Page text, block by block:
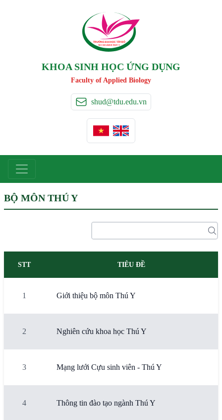
TRƯỜNG ĐẠI HỌC TÂY ĐÔ
TAY DO UNIVERSIT Y
KHOA SINH HỌC ỨNG DỤNG
Faculty of Applied Biology
shud@tdu.edu.vn
BỘ MÔN THÚ Y
STT TIÊU ĐỀ
1 Giới thiệu bộ môn Thú Y
2 Nghiên cứu khoa học Thú Y
3 Mạng lưới Cựu sinh viên - Thú Y
4 Thông tin đào tạo ngành Thú Y